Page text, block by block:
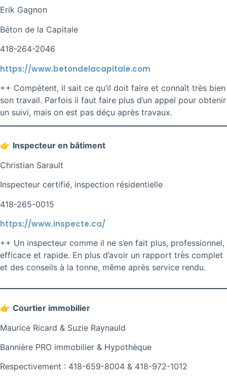
Erik Gagnon
Béton de la Capitale
418-264-2046
https://www.betondelacapitale.com
++ Compétent, il sait ce qu’il doit faire et connaît très bien
son travail. Parfois il faut faire plus d’un appel pour obtenir
un suivi, mais on est pas déçu après travaux.
👉 Inspecteur en bâtiment
Christian Sarault
Inspecteur certifié, inspection résidentielle
418-265-0015
https://www.inspecte.ca/
++ Un inspecteur comme il ne s’en fait plus, professionnel,
efficace et rapide. En plus d’avoir un rapport très complet
et des conseils à la tonne, même après service rendu.
👉 Courtier immobilier
Maurice Ricard & Suzie Raynauld
Bannière PRO immobilier & Hypothèque
Respectivement : 418-659-8004 & 418-972-1012